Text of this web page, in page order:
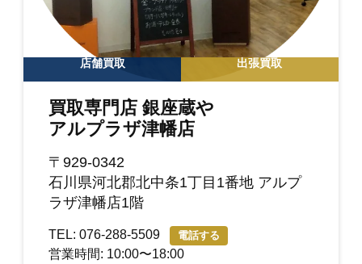
店舗買取 出張買取
買取専門店 銀座蔵や
アルプラザ津幡店
〒929-0342
石川県河北郡北中条1丁目1番地 アルプ
ラザ津幡店1階
TEL: 076-288-5509 電話する
営業時間: 10:00〜18:00